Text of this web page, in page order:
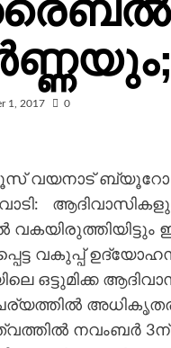
1, 2017 0
വയനാട് ബ്യൂറോ
വകുപ്പ്
ഒട്ടുമിക്ക
നവംബർ 3ന്